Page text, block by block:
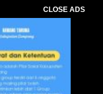
CLOSE ADS